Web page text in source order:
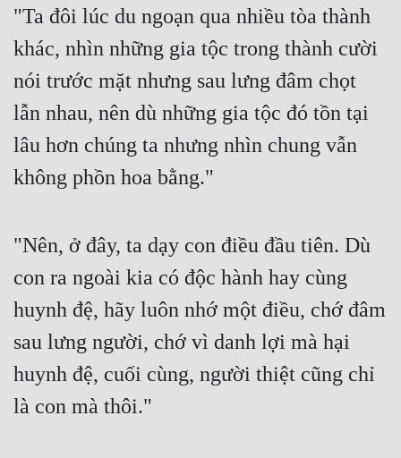
"Ta đôi lúc du ngoạn qua nhiều tòa thành
khác, nhìn những gia tộc trong thành cười
nói trước mặt nhưng sau lưng đâm chọt
lẫn nhau, nên dù những gia tộc đó tồn tại
lâu hơn chúng ta nhưng nhìn chung vẫn
không phồn hoa bằng."
"Nên, ở đây, ta dạy con điều đầu tiên. Dù
con ra ngoài kia có độc hành hay cùng
huynh đệ, hãy luôn nhớ một điều, chớ đâm
sau lưng người, chớ vì danh lợi mà hại
huynh đệ, cuối cùng, người thiệt cũng chỉ
là con mà thôi."